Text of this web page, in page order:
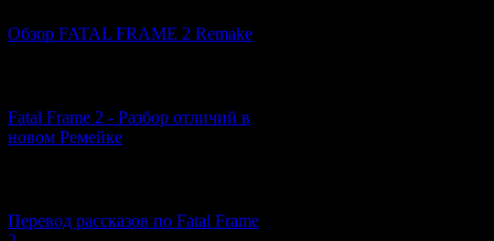
Обзор FATAL FRAME 2 Remake
Fatal Frame 2 - Разбор отличий в
новом Ремейке
Перевод рассказов по Fatal Frame